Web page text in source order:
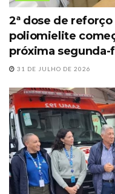
2ª dose de
poliomielite
próxima segunda-
31 DE JULHO DE 2026